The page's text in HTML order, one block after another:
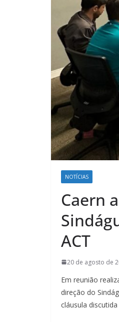
NOTÍCIAS
Caern
ACT
20 de agosto de
Em reunião
direção do
cláusula